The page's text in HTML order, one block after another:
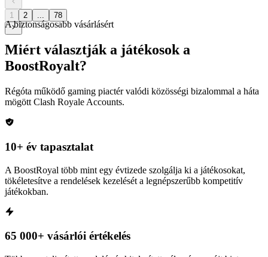
1 2 78
A biztonságosabb vásárlásért
Miért választják a játékosok a
BoostRoyalt?
Régóta működő gaming piactér valódi közösségi bizalommal a háta
mögött Clash Royale Accounts.
10+ év tapasztalat
A BoostRoyal több mint egy évtizede szolgálja ki a játékosokat,
tökéletesítve a rendelések kezelését a legnépszerűbb kompetitív
játékokban.
65 000+ vásárlói értékelés